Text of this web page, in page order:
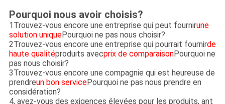
Pourquoi nous avoir choisis?
1Trouvez-vous encore une entreprise qui peut fournirune
solution uniquePourquoi ne pas nous choisir?
2Trouvez-vous encore une entreprise qui pourrait fournirde
haute qualitéproduits avecprix de comparaisonPourquoi ne
pas nous choisir?
3Trouvez-vous encore une compagnie qui est heureuse de
prendreun bon servicePourquoi ne pas nous prendre en
considération?
4, avez-vous des exigences élevées pour les produits, ant